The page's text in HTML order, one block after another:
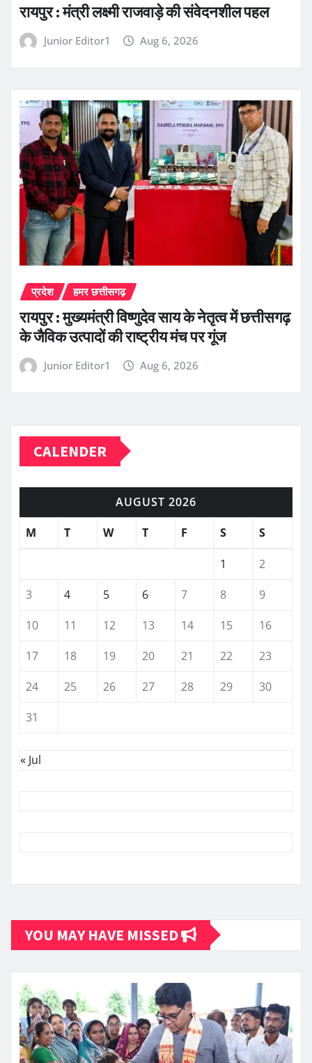
रायपुर : मंत्री लक्ष्मी राजवाड़े की संवेदनशील पहल
Junior Editor1 Aug 6, 2026
प्रदेश हमर छत्तीसगढ़
रायपुर : मुख्यमंत्री विष्णुदेव साय के नेतृत्व में छत्तीसगढ़
के जैविक उत्पादों की राष्ट्रीय मंच पर गूंज
Junior Editor1 Aug 6, 2026
CALENDER
AUGUST 2026
M
T W T F S S
1
2
3
4 5 6 7 8
9
10
11 12 13 14 15
16
17
18 19 20 21 22
23
24
25 26 27 28 29
30
31
« Jul
YOU MAY HAVE MISSED